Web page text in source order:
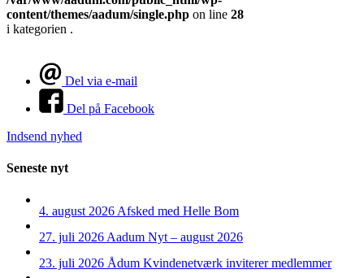
content/themes/aadum/single.php on line 28
i kategorien .
Del via e-mail
Del på Facebook
Indsend nyhed
Seneste nyt
4. august 2026 Afsked med Helle Bom
27. juli 2026 Aadum Nyt – august 2026
23. juli 2026 Ådum Kvindenetværk inviterer medlemmer